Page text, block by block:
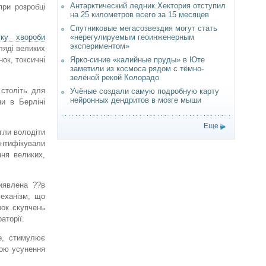
розробці
хвороби
великих
токсичні
для
в Берліні
володіти
великих,
??в
що
скупчень
стимулює
усунення
Антарктический ледник Хектория отступил
на 25 километров всего за 15 месяцев
Спутниковые мегасозвездия могут стать
«нерегулируемым геоинженерным
экспериментом»
Ярко-синие «калийные пруды» в Юте
заметили из космоса рядом с тёмно-
зелёной рекой Колорадо
Учёные создали самую подробную карту
нейронных дендритов в мозге мыши
Еще